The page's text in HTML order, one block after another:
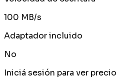
100 MB/s
Adaptador incluido
No
Iniciá sesión para ver precio